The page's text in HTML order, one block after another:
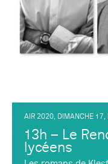
AIR 2020, DIMANCHE 17,
13h – Le
lycéens